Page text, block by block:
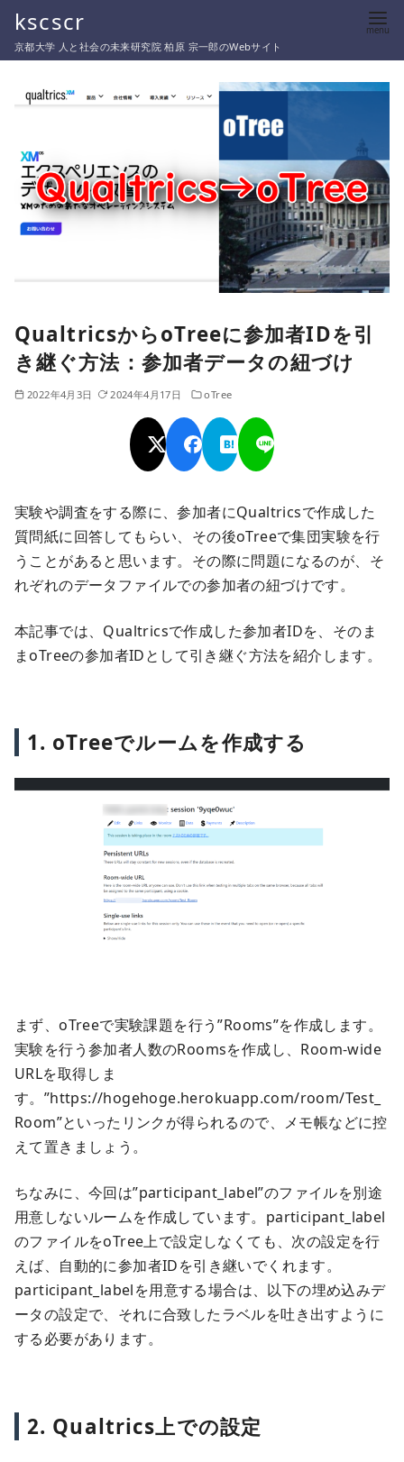
テ
kscscr
京都大学 人と社会の未来研究院 柏原 宗一郎のWebサイト
QualtricsからoTreeに参加者IDを引
き継ぐ方法：参加者データの紐づけ
2022年4月3日 2024年4月17日 oTree
実験や調査をする際に、参加者にQualtricsで作成した
質問紙に回答してもらい、その後oTreeで集団実験を行
うことがあると思います。その際に問題になるのが、そ
れぞれのデータファイルでの参加者の紐づけです。
本記事では、Qualtricsで作成した参加者IDを、そのま
まoTreeの参加者IDとして引き継ぐ方法を紹介します。
1. oTreeでルームを作成する
まず、oTreeで実験課題を行う”Rooms”を作成します。
実験を行う参加者人数のRoomsを作成し、Room-wide
URLを取得しま
す。”https://hogehoge.herokuapp.com/room/Test_
Room”といったリンクが得られるので、メモ帳などに控
えて置きましょう。
ちなみに、今回は”participant_label”のファイルを別途
用意しないルームを作成しています。participant_label
のファイルをoTree上で設定しなくても、次の設定を行
えば、自動的に参加者IDを引き継いでくれます。
participant_labelを用意する場合は、以下の埋め込みデ
ータの設定で、それに合致したラベルを吐き出すように
する必要があります。
2. Qualtrics上での設定